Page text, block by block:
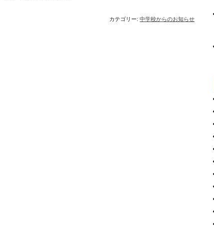
カテゴリー: 中学校からのお知らせ